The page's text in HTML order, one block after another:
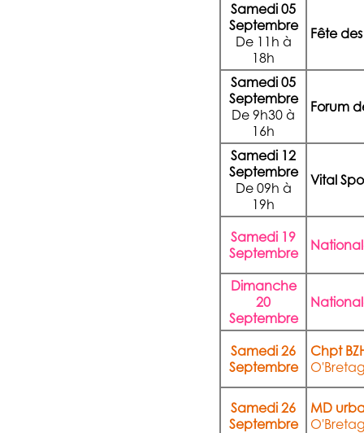
Samedi 05
Septembre
De 11h à
18h
Fête des
Samedi 05
Septembre
De 9h30 à
16h
Forum
Samedi 12
Septembre
De 09h à
19h
Vital
Samedi 19
Septembre
Dimanche
20
Septembre
Samedi 26
Septembre
Chpt
Samedi 26
Septembre
MD